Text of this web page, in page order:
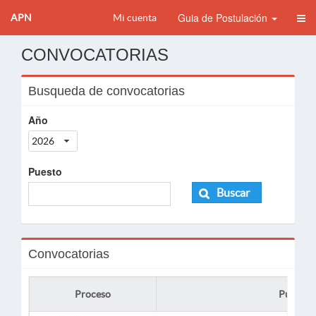
APN Mi cuenta Guia de Postulación
CONVOCATORIAS
Busqueda de convocatorias
Año
2026
Puesto
Buscar
Convocatorias
Proceso Puesto